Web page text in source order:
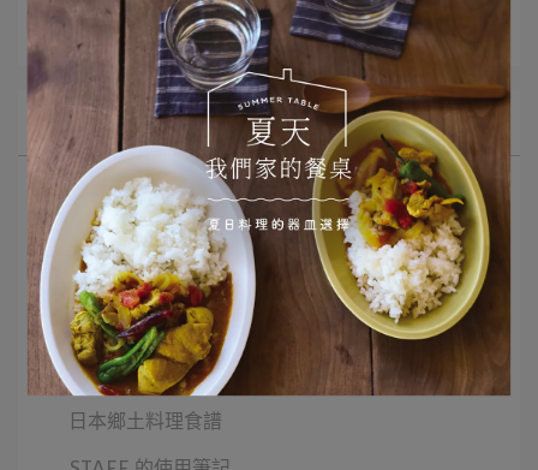
所有文章主題
選品推薦
Monday Morning 早餐器皿
二十四節氣
器皿與我的小小擺盤
甜點食譜與器皿
日本鄉土料理食譜